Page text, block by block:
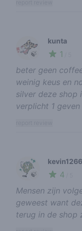
🍃
kunta
1
beter geen
weinig keus en
silver deze shop
verplicht 1
🍃
kevin1266
4
Mensen zijn
geweest want
terug in de shop